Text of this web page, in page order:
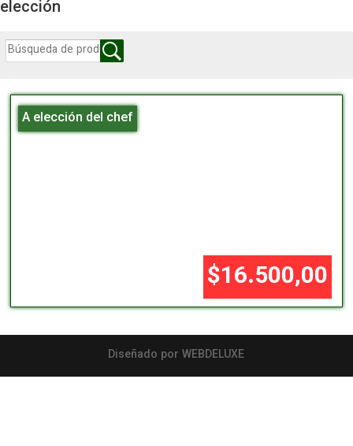
elección
A elección del chef
$16.500,00
Diseñado por WEBDELUXE